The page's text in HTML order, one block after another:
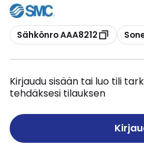
Kopioi
Sähkönro AAA8212 Kopioi
Kirjaudu sisään tai luo tili
tehdäksesi tilauksen